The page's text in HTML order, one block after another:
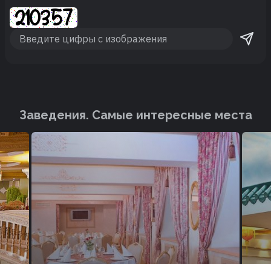
Заведения. Cамые интересные места